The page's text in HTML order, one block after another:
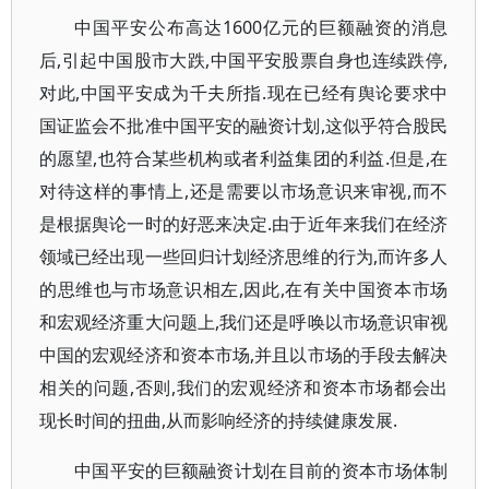
中国平安公布高达1600亿元的巨额融资的消息
后,引起中国股市大跌,中国平安股票自身也连续跌停,
对此,中国平安成为千夫所指.现在已经有舆论要求中
国证监会不批准中国平安的融资计划,这似乎符合股民
的愿望,也符合某些机构或者利益集团的利益.但是,在
对待这样的事情上,还是需要以市场意识来审视,而不
是根据舆论一时的好恶来决定.由于近年来我们在经济
领域已经出现一些回归计划经济思维的行为,而许多人
的思维也与市场意识相左,因此,在有关中国资本市场
和宏观经济重大问题上,我们还是呼唤以市场意识审视
中国的宏观经济和资本市场,并且以市场的手段去解决
相关的问题,否则,我们的宏观经济和资本市场都会出
现长时间的扭曲,从而影响经济的持续健康发展.
中国平安的巨额融资计划在目前的资本市场体制